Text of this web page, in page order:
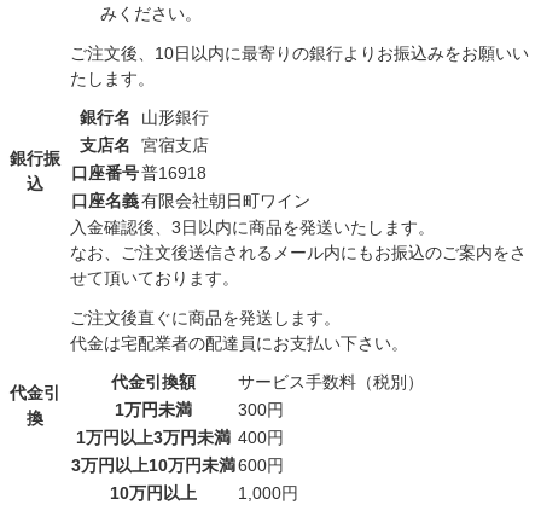
みください。
銀行振
込
ご注文後、10日以内に最寄りの銀行よりお振込みをお願いい
たします。
銀行名
山形銀行
支店名
宮宿支店
口座番号普16918
口座名義有限会社朝日町ワイン
入金確認後、3日以内に商品を発送いたします。
なお、ご注文後送信されるメール内にもお振込のご案内をさ
せて頂いております。
代金引
換
ご注文後直ぐに商品を発送します。
代金は宅配業者の配達員にお支払い下さい。
代金引換額
サービス手数料（税別）
1万円未満
300円
1万円以上3万円未満 400円
3万円以上10万円未満600円
10万円以上
1,000円